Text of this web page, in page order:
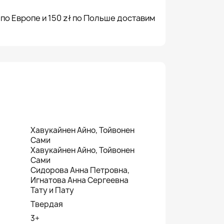
Европе и 150 zł по Польше доставим
Хавукайнен Айно, Тойвонен
Сами
Хавукайнен Айно, Тойвонен
Сами
Сидорова Анна Петровна,
Игнатова Анна Сергеевна
Тату и Пату
Твердая
3+